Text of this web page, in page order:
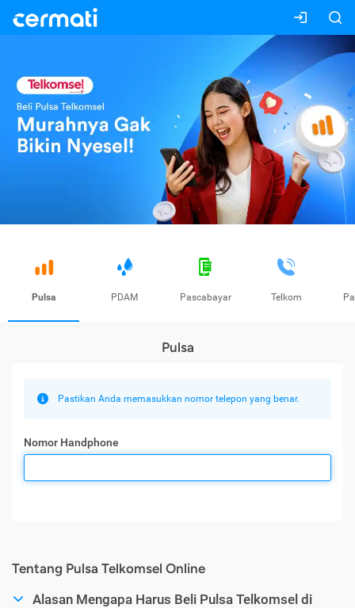
Pulsa PDAM Pascabayar Telkom
Pulsa
Pastikan Anda memasukkan nomor telepon yang benar.
Nomor Handphone
Tentang Pulsa Telkomsel Online
Alasan Mengapa Harus Beli Pulsa Telkomsel di